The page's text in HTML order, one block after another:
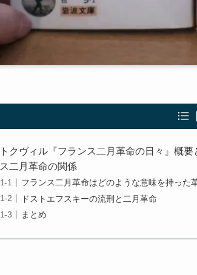
トクヴィル『フランス二月革命の日々』概
ス二月革命の関係
フランス二月革命はどのような意味を持った
ドストエフスキーの流刑と二月革命
まとめ